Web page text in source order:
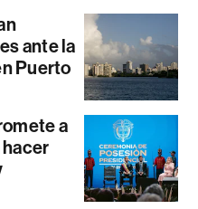
ante la
Puerto
a